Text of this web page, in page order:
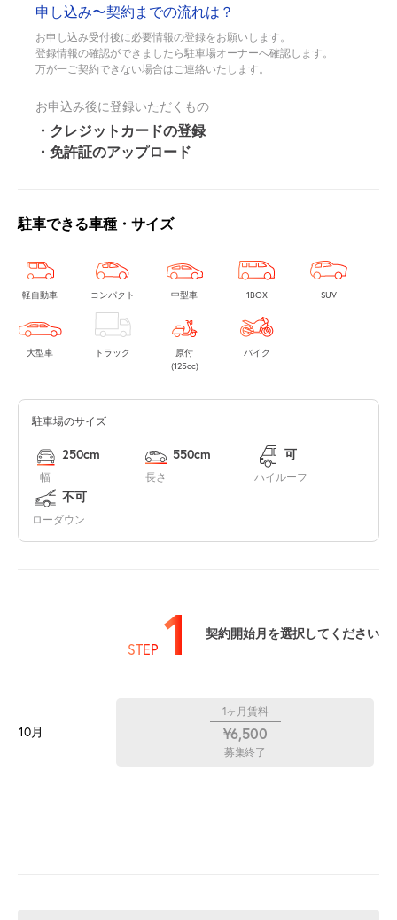
申し込み〜契約までの流れは？
お申し込み受付後に必要情報の登録をお願いします。
登録情報の確認ができましたら駐車場オーナーへ確認します。
万が一ご契約できない場合はご連絡いたします。
お申込み後に登録いただくもの
・クレジットカードの登録
・免許証のアップロード
駐車できる車種・サイズ
軽自動車 コンパクト 中型車 1BOX SUV
大型車 トラック
原付
(125cc)
バイク
駐車場のサイズ
幅
250cm
長さ
550cm
ハイルーフ
可
ローダウン
不可
STEP 1 契約開始月を選択してください
10月
1ヶ月賃料
¥6,500
募集終了